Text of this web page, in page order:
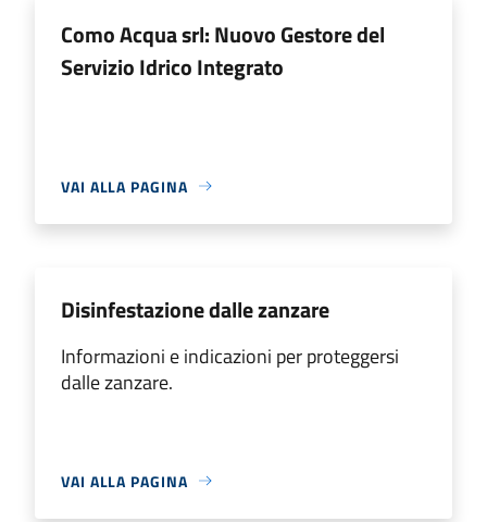
Como Acqua srl: Nuovo Gestore del
Servizio Idrico Integrato
VAI ALLA PAGINA
Disinfestazione dalle zanzare
Informazioni e indicazioni per proteggersi
dalle zanzare.
VAI ALLA PAGINA